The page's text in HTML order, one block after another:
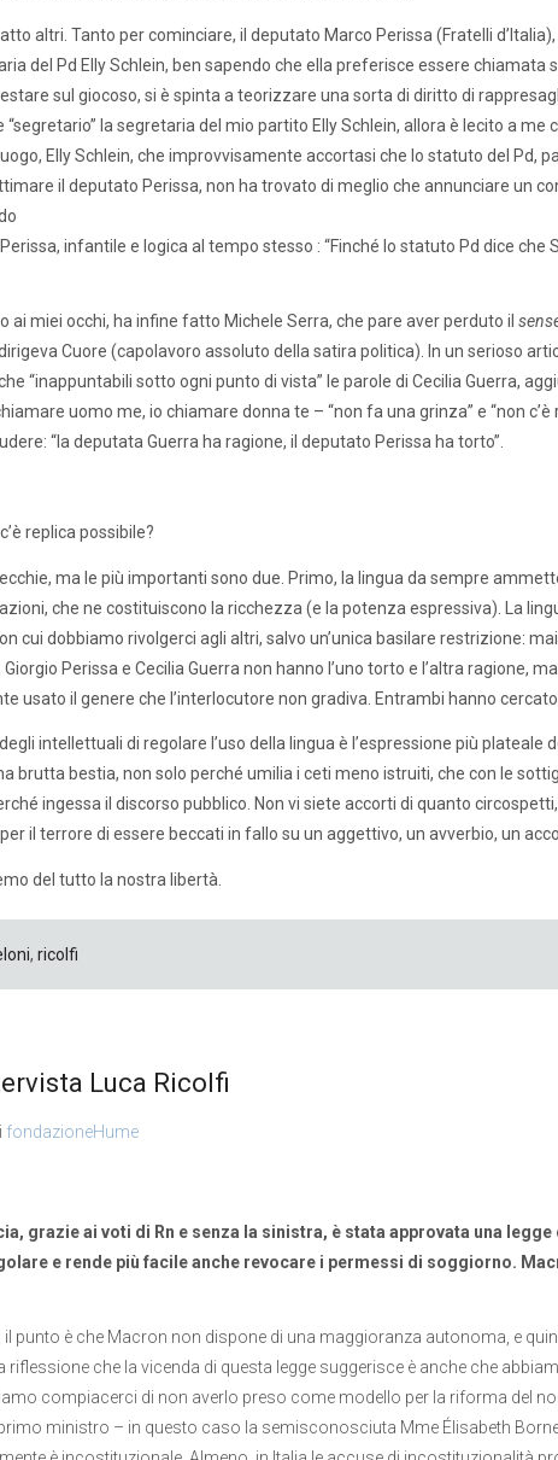
altri. Tanto per cominciare, il deputato Marco Perissa (Fratelli
del Pd Elly Schlein, ben sapendo che ella preferisce essere chiamata
sul giocoso, si è spinta a teorizzare una sorta di diritto di
la segretaria del mio partito Elly Schlein, allora è lecito a me
Elly Schlein, che improvvisamente accortasi che lo statuto del Pd,
il deputato Perissa, non ha trovato di meglio che annunciare un
infantile e logica al tempo stesso : “Finché lo statuto Pd dice che
ai miei occhi, ha infine fatto Michele Serra, che pare aver perduto il
Cuore (capolavoro assoluto della satira politica). In un serioso
“inappuntabili sotto ogni punto di vista” le parole di Cecilia Guerra,
uomo me, io chiamare donna te – “non fa una grinza” e “non c’è
“la deputata Guerra ha ragione, il deputato Perissa ha torto”.
replica possibile?
ma le più importanti sono due. Primo, la lingua da sempre
che ne costituiscono la ricchezza (e la potenza espressiva). La
cui dobbiamo rivolgerci agli altri, salvo un’unica basilare restrizione:
Perissa e Cecilia Guerra non hanno l’uno torto e l’altra ragione,
usato il genere che l’interlocutore non gradiva. Entrambi hanno cercato
intellettuali di regolare l’uso della lingua è l’espressione più plateale
brutta bestia, non solo perché umilia i ceti meno istruiti, che con le
ingessa il discorso pubblico. Non vi siete accorti di quanto
il terrore di essere beccati in fallo su un aggettivo, un avverbio, un
del tutto la nostra libertà.
, ricolfi
Luca Ricolfi
fondazioneHume
grazie ai voti di Rn e senza la sinistra, è stata approvata una
e rende più facile anche revocare i permessi di soggiorno.
il punto è che Macron non dispone di una maggioranza autonoma, e
riflessione che la vicenda di questa legge suggerisce è anche che
compiacerci di non averlo preso come modello per la riforma del
ministro – in questo caso la semisconosciuta Mme Élisabeth